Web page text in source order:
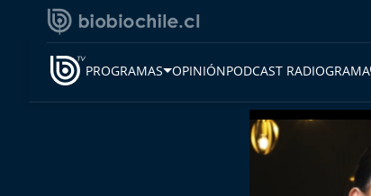
PROGRAMAS OPINIÓNPODCAST RADIOGRAMA